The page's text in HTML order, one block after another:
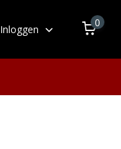
Inloggen
0